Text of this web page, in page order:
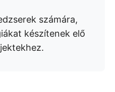
számára,
készítenek elő